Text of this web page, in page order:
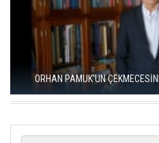
RIZA SÖNMEZ: ‘ANADOLU,